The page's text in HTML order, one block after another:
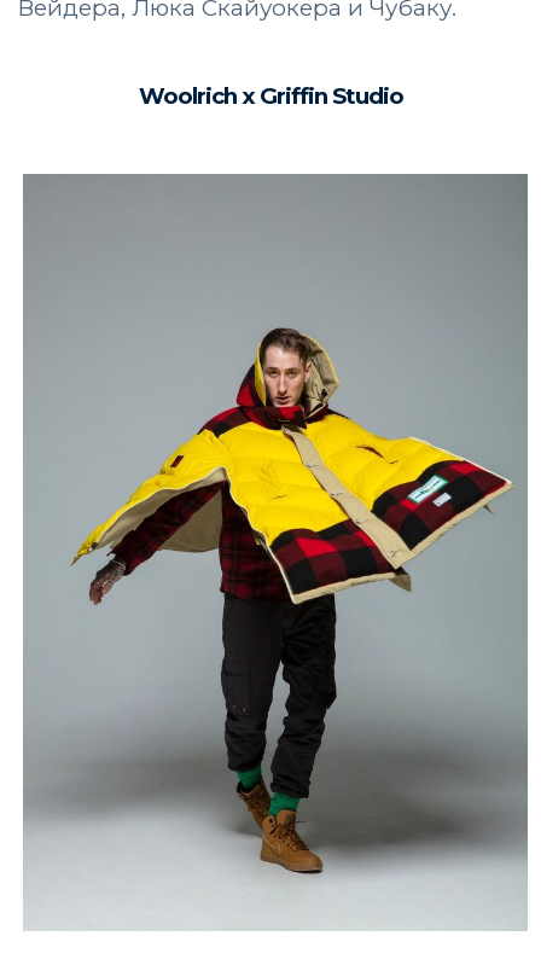
Вейдера, Люка Скайуокера и Чубаку.
Woolrich x Griffin Studio